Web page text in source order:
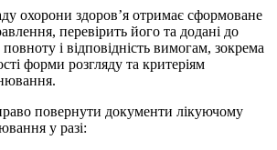
охорони здоров’я отримає сформоване
перевірить його та додані до
і відповідність вимогам, зокрема
форми розгляду та критеріям
повернути документи лікуючому
у разі: